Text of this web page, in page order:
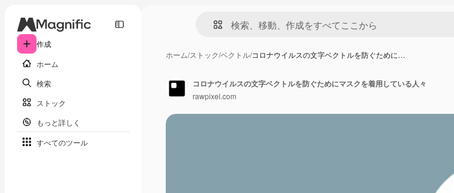
作成
ホーム
検索
ストック
もっと詳しく
すべてのツール
ホーム/ストック/ベクトル/コロナウイルスの文字ベクトルを防ぐために…
コロナウイルスの文字ベクトルを防ぐためにマスクを着用している人々
rawpixel.com